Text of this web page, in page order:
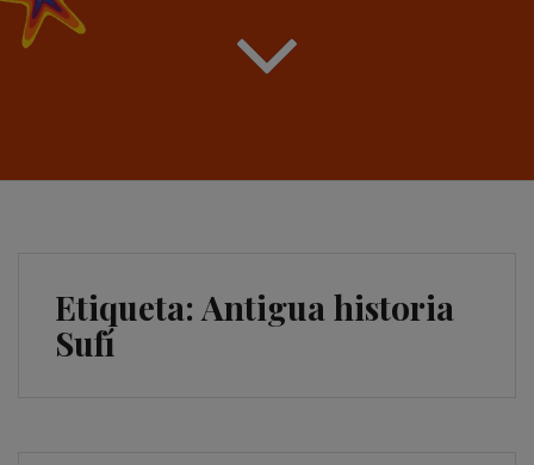
Etiqueta: Antigua historia
Sufí